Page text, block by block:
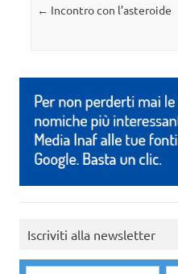
Navigazione articolo
← Incontro con l’asteroide
Iscriviti alla newsletter